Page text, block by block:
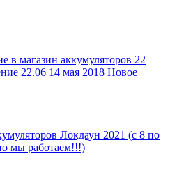
в магазин аккумуляторов 22
22.06 14 мая 2018 Новое
Локдаун 2021 (с 8 по
мы работаем!!!)